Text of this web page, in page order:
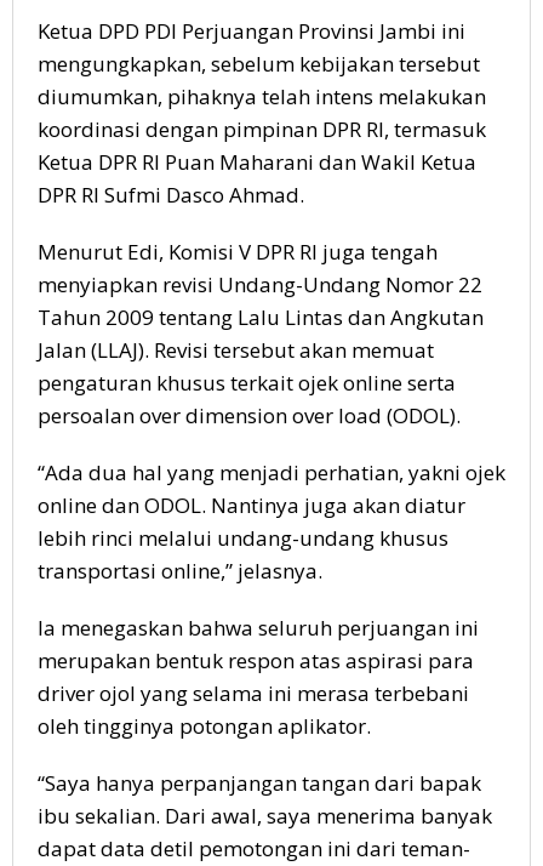
Ketua DPD PDI Perjuangan Provinsi Jambi ini
mengungkapkan, sebelum kebijakan tersebut
diumumkan, pihaknya telah intens melakukan
koordinasi dengan pimpinan DPR RI, termasuk
Ketua DPR RI Puan Maharani dan Wakil Ketua
DPR RI Sufmi Dasco Ahmad.
Menurut Edi, Komisi V DPR RI juga tengah
menyiapkan revisi Undang-Undang Nomor 22
Tahun 2009 tentang Lalu Lintas dan Angkutan
Jalan (LLAJ). Revisi tersebut akan memuat
pengaturan khusus terkait ojek online serta
persoalan over dimension over load (ODOL).
“Ada dua hal yang menjadi perhatian, yakni ojek
online dan ODOL. Nantinya juga akan diatur
lebih rinci melalui undang-undang khusus
transportasi online,” jelasnya.
Ia menegaskan bahwa seluruh perjuangan ini
merupakan bentuk respon atas aspirasi para
driver ojol yang selama ini merasa terbebani
oleh tingginya potongan aplikator.
“Saya hanya perpanjangan tangan dari bapak
ibu sekalian. Dari awal, saya menerima banyak
dapat data detil pemotongan ini dari teman-